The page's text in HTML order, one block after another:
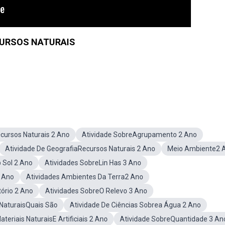
NATURAIS
Naturais 2 Ano
Atividade SobreAgrupamento 2 Ano
Atividade De GeografiaRecursos Naturais 2 Ano
Meio Ambiente2
Sol 2 Ano
Atividades SobreLin Has 3 Ano
Atividades Ambientes Da Terra2 Ano
2 Ano
Atividades SobreO Relevo 3 Ano
São
Atividade De Ciências Sobrea Água 2 Ano
NaturaisE Artificiais 2 Ano Atividade SobreQuantidade 3